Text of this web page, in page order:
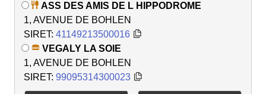
ASS DES AMIS DE L HIPPODROME
1, AVENUE DE BOHLEN
SIRET: 41149213500016
VEGALY LA SOIE
1, AVENUE DE BOHLEN
SIRET: 99095314300023